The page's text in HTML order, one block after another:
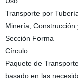
Transporte por
Minería,
Sección Forma
Círculo
Paquete de
basado en las